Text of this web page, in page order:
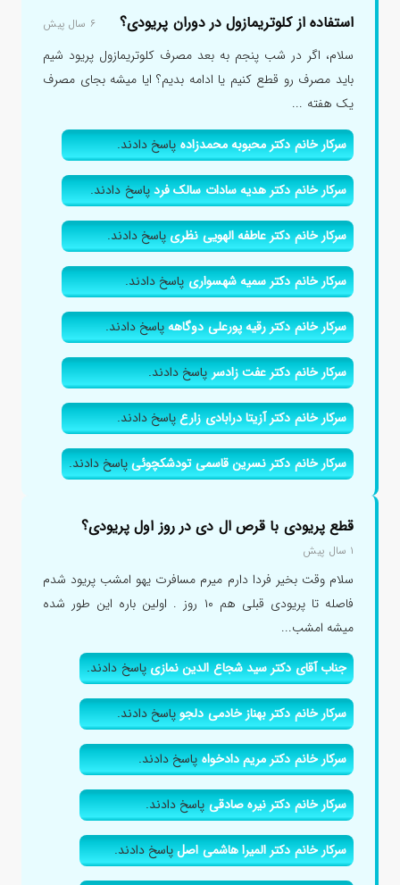
استفاده از کلوتریمازول در دوران پریودی؟ ۶ سال پیش
سلام، اگر در شب پنجم به بعد مصرف کلوتریمازول پریود شیم
باید مصرف رو قطع کنیم یا ادامه بدیم؟ ایا میشه بجای مصرف
یک هفته ...
سرکار خانم دکتر محبوبه محمدزادهپاسخ دادند.
سرکار خانم دکتر هدیه سادات سالک فردپاسخ دادند.
سرکار خانم دکتر عاطفه الهویی نظریپاسخ دادند.
سرکار خانم دکتر سمیه شهسواریپاسخ دادند.
سرکار خانم دکتر رقیه پورعلی دوگاههپاسخ دادند.
سرکار خانم دکتر عفت زادسرپاسخ دادند.
سرکار خانم دکتر آزیتا درابادی زارعپاسخ دادند.
سرکار خانم دکتر نسرین قاسمی تودشکچوئیپاسخ دادند.
قطع پریودی با قرص ال دی در روز اول پریودی؟
۱ سال پیش
سلام وقت بخیر فردا دارم میرم مسافرت یهو امشب پریود شدم
فاصله تا پریودی قبلی هم ۱۰ روز . اولین باره این طور شده
میشه امشب...
جناب آقای دکتر سید شجاع الدین نمازیپاسخ دادند.
سرکار خانم دکتر بهناز خادمی دلجوپاسخ دادند.
سرکار خانم دکتر مریم دادخواهپاسخ دادند.
سرکار خانم دکتر نیره صادقیپاسخ دادند.
سرکار خانم دکتر المیرا هاشمی اصلپاسخ دادند.